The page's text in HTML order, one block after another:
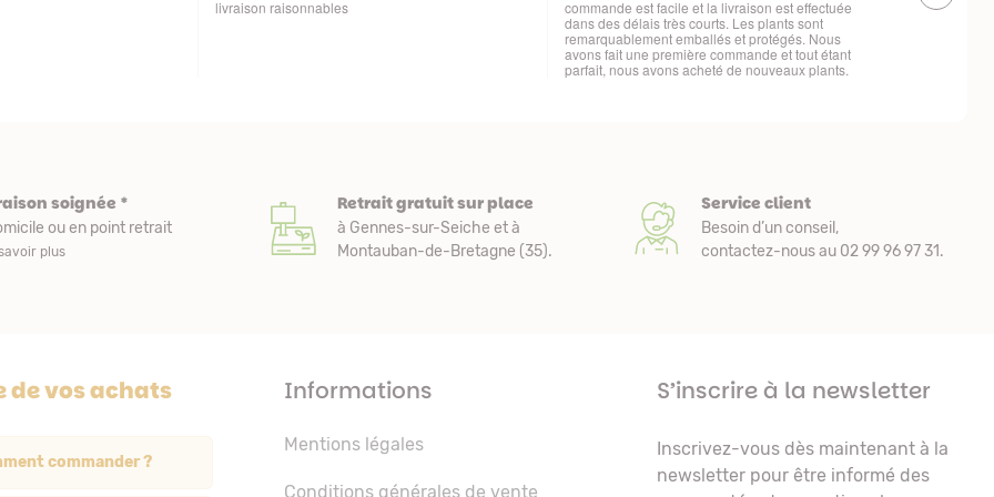
Excellente maison et plantes de qualité. Merci
soignée *
ou en point retrait
plus
Retrait gratuit sur place
à Gennes-sur-Seiche et à
Montauban-de-Bretagne (35).
Service client
Besoin d’un conseil,
contactez-nous au 02 99 96 97 31.
de vos achats
commander ?
S’inscrire à la newsletter
Inscrivez-vous dès maintenant à la
newsletter pour être informé des
Informations
Mentions légales
Conditions générales de vente